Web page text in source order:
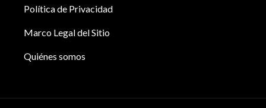
Política de Privacidad
Marco Legal del Sitio
Quiénes somos